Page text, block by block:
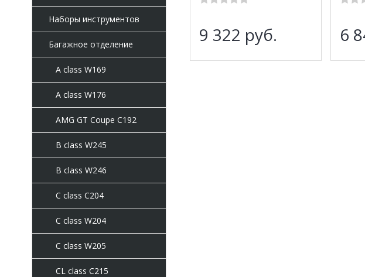
Наборы инструментов
Багажное отделение
A class W169
A class W176
AMG GT Coupe C192
B class W245
B class W246
C class C204
C class W204
C class W205
CL class C215
9 322 руб. 6